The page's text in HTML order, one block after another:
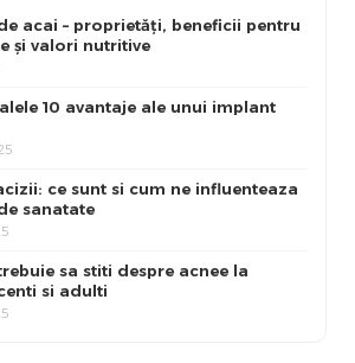
acai – proprietăți, beneficii pentru
și valori nutritive
10 avantaje ale unui implant
ce sunt si cum ne influenteaza
sanatate
sa stiti despre acnee la
si adulti